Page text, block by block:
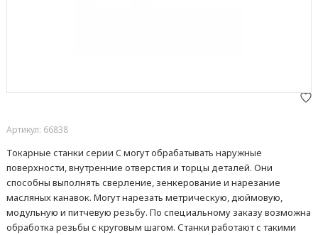
Артикул: 66838
Токарные станки серии C могут обрабатывать наружные
поверхности, внутренние отверстия и торцы деталей. Они
способны выполнять сверление, зенкерование и нарезание
масляных канавок. Могут нарезать метрическую, дюймовую,
модульную и питчевую резьбу. По специальному заказу возможна
обработка резьбы с круговым шагом. Станки работают с такими